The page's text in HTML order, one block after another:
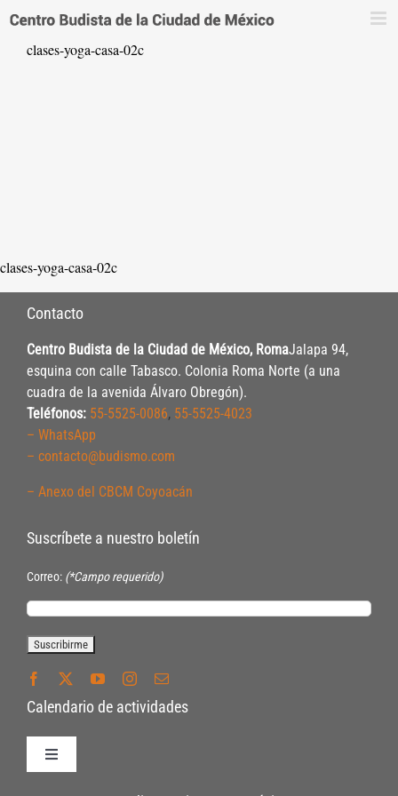
contenidoclases-yoga-casa-02c
clases-yoga-casa-02c
Contacto
Centro Budista de la Ciudad de México, RomaJalapa 94,
esquina con calle Tabasco. Colonia Roma Norte (a una
cuadra de la avenida Álvaro Obregón).
Teléfonos: 55-5525-0086, 55-5525-4023
– WhatsApp
– contacto@budismo.com
– Anexo del CBCM Coyoacán
Suscríbete a nuestro boletín
Correo: (*Campo requerido)
Calendario de actividades
Toggle